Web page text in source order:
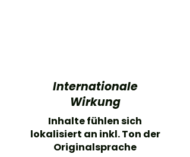
Internationale
Wirkung
Inhalte fühlen sich
lokalisiert an inkl. Ton der
Originalsprache